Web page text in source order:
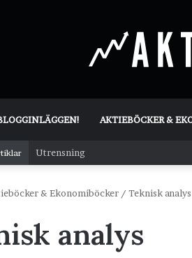
AKTIEBÖCKER &
Utrensning
& Ekonomiböcker / Teknisk analys
analys